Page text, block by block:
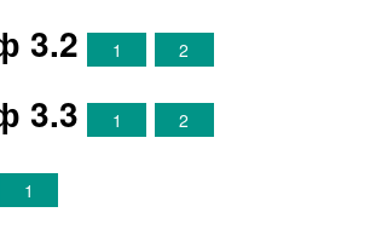
3.2 1 2
3.3 1 2
1